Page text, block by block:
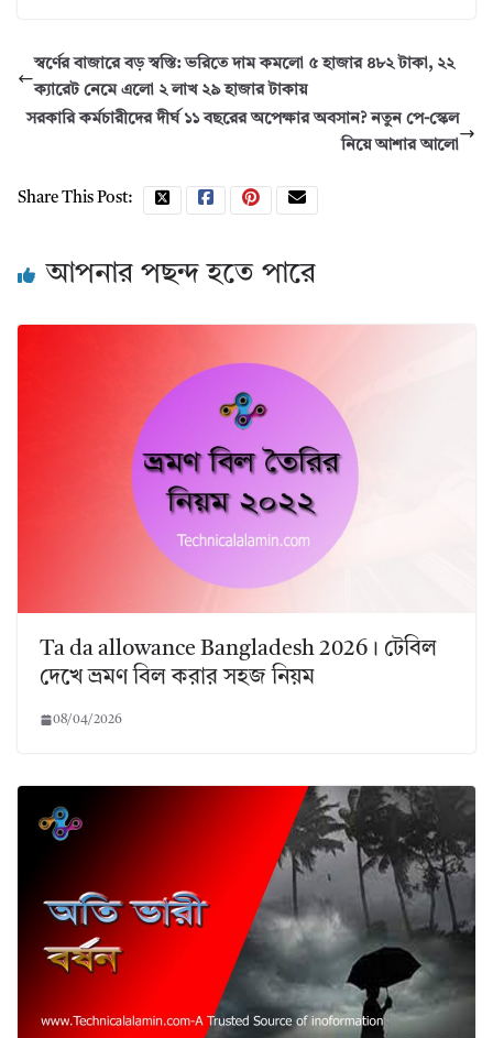
স্বর্ণের বাজারে বড় স্বস্তি: ভরিতে দাম কমলো ৫ হাজার ৪৮২ টাকা, ২২
ক্যারেট নেমে এলো ২ লাখ ২৯ হাজার টাকায়
সরকারি কর্মচারীদের দীর্ঘ ১১ বছরের অপেক্ষার অবসান? নতুন পে-স্কেল
নিয়ে আশার আলো
Share This Post:
আপনার পছন্দ হতে পারে
Ta da allowance Bangladesh 2026। টেবিল
দেখে ভ্রমণ বিল করার সহজ নিয়ম
08/04/2026